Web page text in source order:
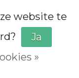
website te
Ja
»